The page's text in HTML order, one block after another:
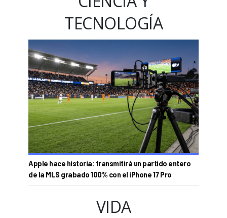
TECNOLOGÍA
Apple hace historia: transmitirá un partido entero
de la MLS grabado 100% con el iPhone 17 Pro
VIDA